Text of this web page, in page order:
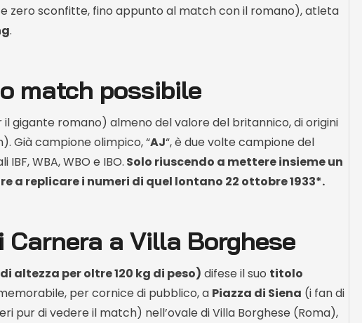
zero sconfitte, fino appunto al match con il romano), atleta
.
match possibile
gigante romano) almeno del valore del britannico, di origini
Già campione olimpico, “AJ“, è due volte campione del
WBA, WBO e IBO. Solo riuscendo a mettere insieme un
a replicare i numeri di quel lontano 22 ottobre 1933*.
a Villa Borghese
altezza per oltre 120 kg di peso) difese il suo titolo
per cornice di pubblico, a Piazza di Siena (i fan di
pur di vedere il match) nell’ovale di Villa Borghese (Roma),